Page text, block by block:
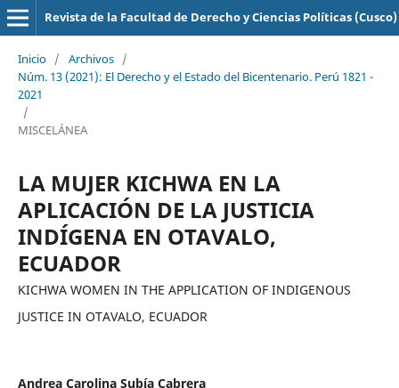
Revista de la Facultad de Derecho y Ciencias Políticas (Cusco)
Inicio / Archivos /
Núm. 13 (2021): El Derecho y el Estado del Bicentenario. Perú 1821 -
2021
/
MISCELÁNEA
LA MUJER KICHWA EN LA
APLICACIÓN DE LA JUSTICIA
INDÍGENA EN OTAVALO,
ECUADOR
KICHWA WOMEN IN THE APPLICATION OF INDIGENOUS
JUSTICE IN OTAVALO, ECUADOR
Andrea Carolina Subía Cabrera